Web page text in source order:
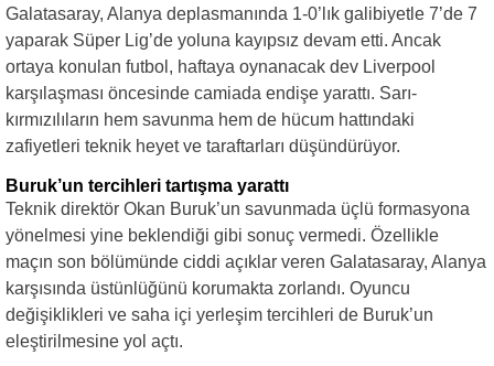
Galatasaray, Alanya deplasmanında 1-0’lık galibiyetle 7’de 7
yaparak Süper Lig’de yoluna kayıpsız devam etti. Ancak
ortaya konulan futbol, haftaya oynanacak dev Liverpool
karşılaşması öncesinde camiada endişe yarattı. Sarı-
kırmızılıların hem savunma hem de hücum hattındaki
zafiyetleri teknik heyet ve taraftarları düşündürüyor.
Buruk’un tercihleri tartışma yarattı
Teknik direktör Okan Buruk’un savunmada üçlü formasyona
yönelmesi yine beklendiği gibi sonuç vermedi. Özellikle
maçın son bölümünde ciddi açıklar veren Galatasaray, Alanya
karşısında üstünlüğünü korumakta zorlandı. Oyuncu
değişiklikleri ve saha içi yerleşim tercihleri de Buruk’un
eleştirilmesine yol açtı.